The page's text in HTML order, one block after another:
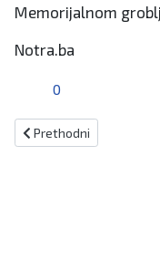
Memorijalnom
Notra.ba
0
Prethodni članak:
Prethodni